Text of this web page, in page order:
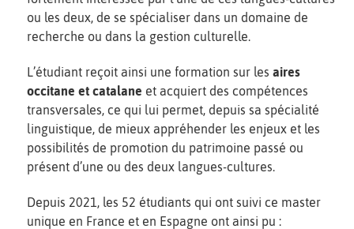
ou les deux, de se spécialiser dans un domaine de
recherche ou dans la gestion culturelle.
L’étudiant reçoit ainsi une formation sur les aires
occitane et catalane et acquiert des compétences
transversales, ce qui lui permet, depuis sa spécialité
linguistique, de mieux appréhender les enjeux et les
possibilités de promotion du patrimoine passé ou
présent d’une ou des deux langues-cultures.
Depuis 2021, les 52 étudiants qui ont suivi ce master
unique en France et en Espagne ont ainsi pu :